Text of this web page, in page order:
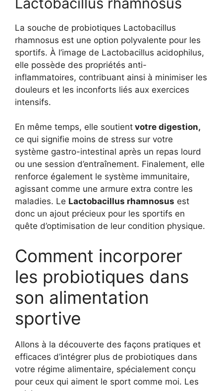
La souche de probiotiques Lactobacillus
rhamnosus est une option polyvalente pour les
sportifs. À l’image de Lactobacillus acidophilus,
elle possède des propriétés anti-
inflammatoires, contribuant ainsi à minimiser les
douleurs et les inconforts liés aux exercices
intensifs.
En même temps, elle soutient votre digestion,
ce qui signifie moins de stress sur votre
système gastro-intestinal après un repas lourd
ou une session d’entraînement. Finalement, elle
renforce également le système immunitaire,
agissant comme une armure extra contre les
maladies. Le Lactobacillus rhamnosus est
donc un ajout précieux pour les sportifs en
quête d’optimisation de leur condition physique.
Comment incorporer
les probiotiques dans
son alimentation
sportive
Allons à la découverte des façons pratiques et
efficaces d’intégrer plus de probiotiques dans
votre régime alimentaire, spécialement conçu
pour ceux qui aiment le sport comme moi. Les